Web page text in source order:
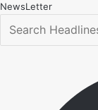
NewsLetter